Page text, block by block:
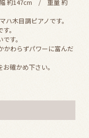
幅 約147cm / 重量 約
木目調ピアノです。
。
す。
かわらずパワーに富んだ
確かめ下さい。